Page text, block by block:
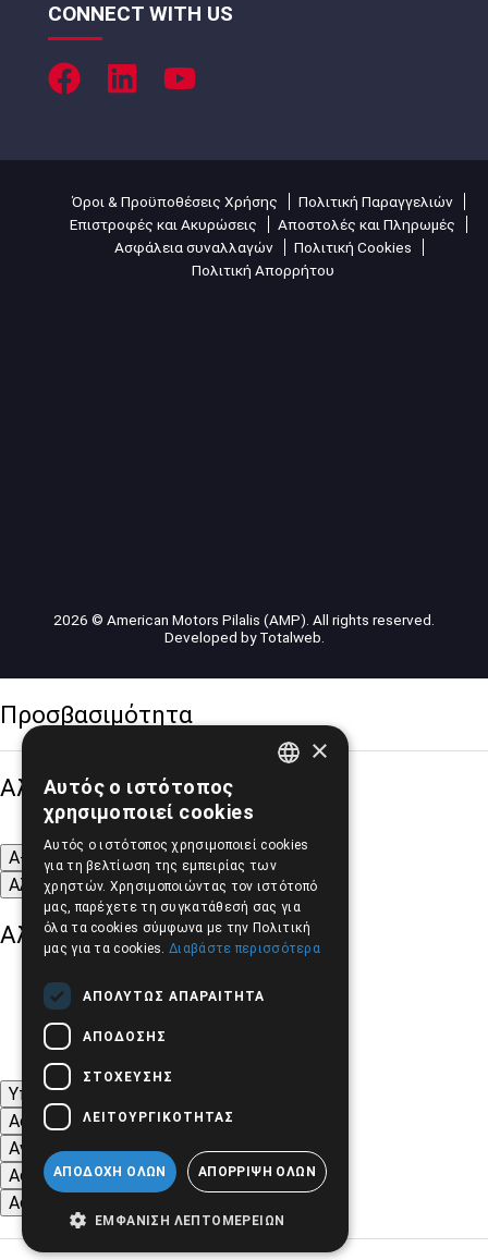
CONNECT WITH US
Όροι & Προϋποθέσεις Χρήσης
Πολιτική Παραγγελιών
Επιστροφές και Ακυρώσεις
Αποστολές και Πληρωμές
Ασφάλεια συναλλαγών
Πολιτική Cookies
Πολιτική Απορρήτου
2026 © American Motors Pilalis (AMP). All rights reserved.
Developed byTotalweb
Προσβασιμότητα
Αλλαγή Μεγέθους
A- A+
A
Αλλαγή Γραμματοσειράς
Αλλαγή Χρώματος
Υπογράμμιση συνδέσμων
Ασπρόμαυρες Εικόνες
Αντίθεση Χρωμάτων και Εικόνων
Αφαίρεση κινούμενων εικόνων
Αφαίρεση Στυλ
×
Αυτός ο ιστότοπος
χρησιμοποιεί cookies
Αυτός ο ιστότοπος χρησιμοποιεί cookies
για τη βελτίωση της εμπειρίας των
χρηστών. Χρησιμοποιώντας τον ιστότοπό
μας, παρέχετε τη συγκατάθεσή σας για
όλα τα cookies σύμφωνα με την Πολιτική
μας για τα cookies. Διαβάστε περισσότερα
ΑΠΟΛΎΤΩΣ ΑΠΑΡΑΊΤΗΤΑ
ΑΠΌΔΟΣΗΣ
ΣΤΌΧΕΥΣΗΣ
ΛΕΙΤΟΥΡΓΙΚΌΤΗΤΑΣ
ΑΠΟΔΟΧΉ ΌΛΩΝ ΑΠΌΡΡΙΨΗ ΌΛΩΝ
ΕΜΦΆΝΙΣΗ ΛΕΠΤΟΜΕΡΕΙΏΝ